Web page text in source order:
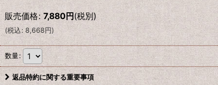
販売価格: 7,880円(税別)
(税込: 8,668円)
数量:
返品特約に関する重要事項